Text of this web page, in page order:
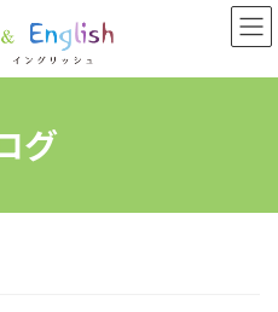
グ